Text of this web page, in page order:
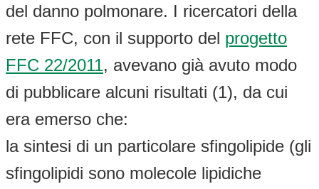
del danno polmonare. I ricercatori della
rete FFC, con il supporto del progetto
FFC 22/2011, avevano già avuto modo
di pubblicare alcuni risultati (1), da cui
era emerso che:
la sintesi di un particolare sfingolipide (gli
sfingolipidi sono molecole lipidiche